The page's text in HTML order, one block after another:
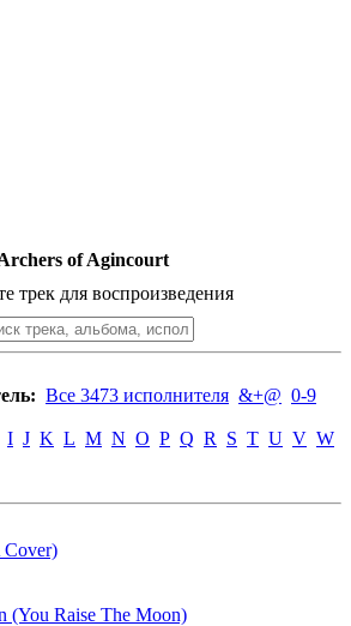
of Agincourt
трек для воспроизведения
Все 3473 исполнителя &+@ 0-9
I J K L M N O P Q R S T U V W
Cover)
(You Raise The Moon)